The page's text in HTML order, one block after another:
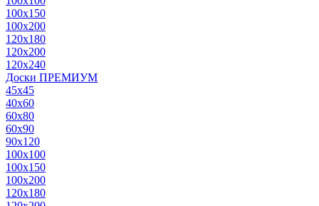
100x150
100x200
120x180
120x200
120x240
Доски ПРЕМИУМ
45x45
40x60
60x80
60x90
90x120
100x100
100x150
100x200
120x180